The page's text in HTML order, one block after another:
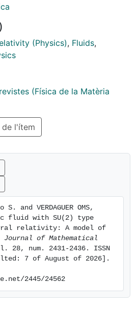
is presented and used to
class of solutions that can be
matter propagating in empty
(Physics), Fluids,
(Física de la Matèria
de l'ítem
and VERDAGUER OMS,
fluid with SU(2) type
relativity: A model of
Journal of Mathematical
28, num. 2431-2436. ISSN
7 of August of 2026].
2445/24562